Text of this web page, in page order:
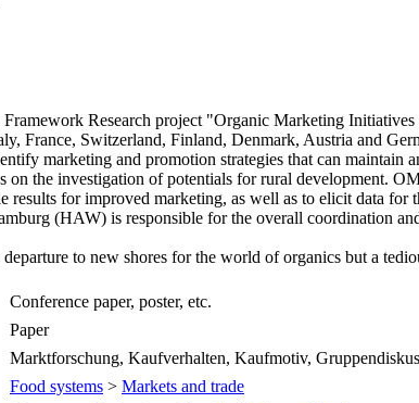
Research project "Organic Marketing
France, Switzerland, Finland, Denmark, Austria and
marketing and promotion strategies that can
on the investigation of potentials for rural development.
results for improved marketing, as well as to elicit data
(HAW) is responsible for the overall coordination
to new shores for the world of organics but a
Conference paper, poster, etc.
Paper
Marktforschung, Kaufverhalten, Kaufmotiv,
Food systems > Markets and trade